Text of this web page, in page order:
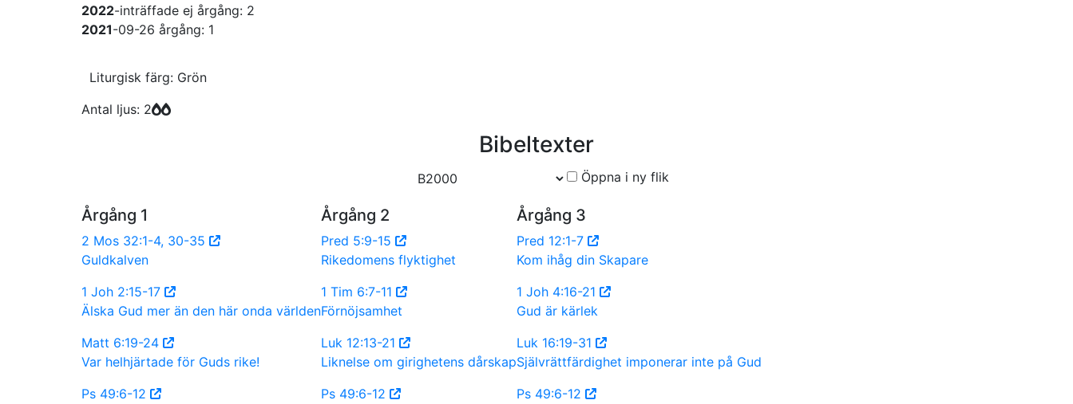
2022-inträffade ej årgång: 2
2021-09-26 årgång: 1
Liturgisk färg: Grön
Antal ljus: 2
Bibeltexter
Öppna i ny flik
Årgång 1
2 Mos 32:1-4, 30-35
Guldkalven
1 Joh 2:15-17
Älska Gud mer än den här onda världen
Matt 6:19-24
Var helhjärtade för Guds rike!
Ps 49:6-12
Årgång 2
Pred 5:9-15
Rikedomens flyktighet
1 Tim 6:7-11
Förnöjsamhet
Luk 12:13-21
Liknelse om girighetens dårskap
Ps 49:6-12
Årgång 3
Pred 12:1-7
Kom ihåg din Skapare
1 Joh 4:16-21
Gud är kärlek
Luk 16:19-31
Självrättfärdighet imponerar inte på Gud
Ps 49:6-12